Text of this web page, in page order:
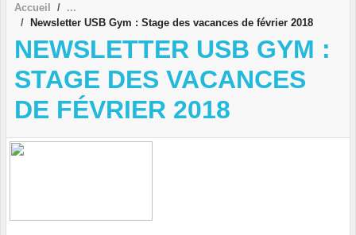
Accueil
Newsletter USB Gym : Stage des vacances de février 2018
NEWSLETTER USB GYM :
STAGE DES VACANCES
DE FÉVRIER 2018